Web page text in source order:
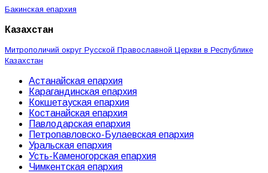
Бакинская епархия
Казахстан
Митрополичий округ Русской Православной Церкви в Республике
Казахстан
Астанайская епархия
Карагандинская епархия
Кокшетауская епархия
Костанайская епархия
Павлодарская епархия
Петропавловско-Булаевская епархия
Уральская епархия
Усть-Каменогорская епархия
Чимкентская епархия